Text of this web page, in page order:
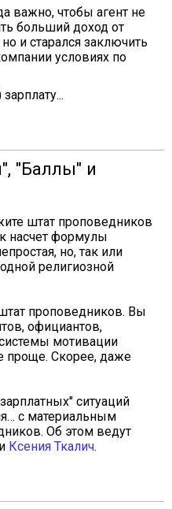
важно, чтобы агент не
больший доход от
и старался заключить
условиях по
"Баллы" и
штат проповедников
насчет формулы
но, так или
религиозной
проповедников. Вы
официантов,
мотивации
проще. Скорее, даже
ситуаций
с материальным
Об этом ведут
и Ксения Ткалич.